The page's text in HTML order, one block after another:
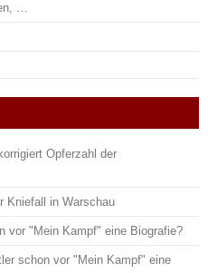
…
Opferzahl der
Kniefall in Warschau
vor "Mein Kampf" eine Biografie?
schon vor "Mein Kampf" eine